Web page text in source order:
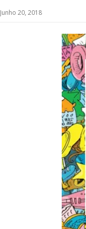
Junho 20, 2018